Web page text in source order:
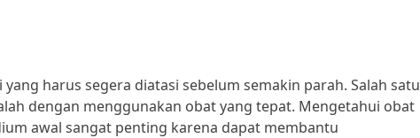
harus segera diatasi sebelum semakin parah. Salah satu
dengan menggunakan obat yang tepat. Mengetahui obat
awal sangat penting karena dapat membantu